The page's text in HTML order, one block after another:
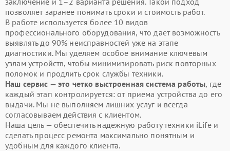
позволяет заранее понимать сроки и стоимость работ.
В работе используется более 10 видов
профессионального оборудования, что дает возможность
выявлять до 90% неисправностей уже на этапе
диагностики. Мы уделяем особое внимание ключевым
узлам устройств, чтобы минимизировать риск повторных
поломок и продлить срок службы техники.
Наш сервис — это четко выстроенная система работы, где
каждый этап контролируется: от приема устройства до его
выдачи. Мы не выполняем лишних услуг и всегда
согласовываем действия с клиентом.
Наша цель — обеспечить надежную работу техники iLife и
сделать процесс ремонта максимально понятным и
удобным для каждого клиента.